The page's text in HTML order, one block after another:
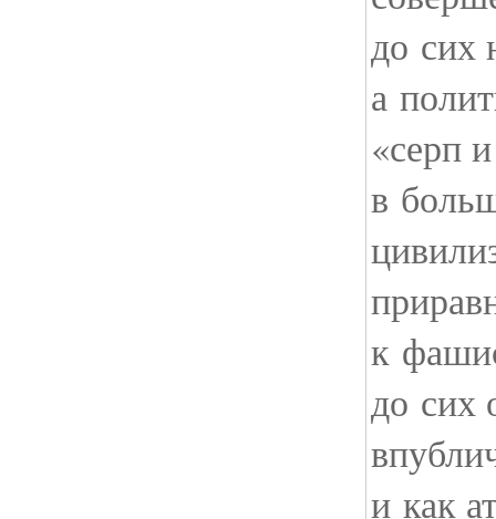
до сих
а
«серп
в
к
до сих
и как